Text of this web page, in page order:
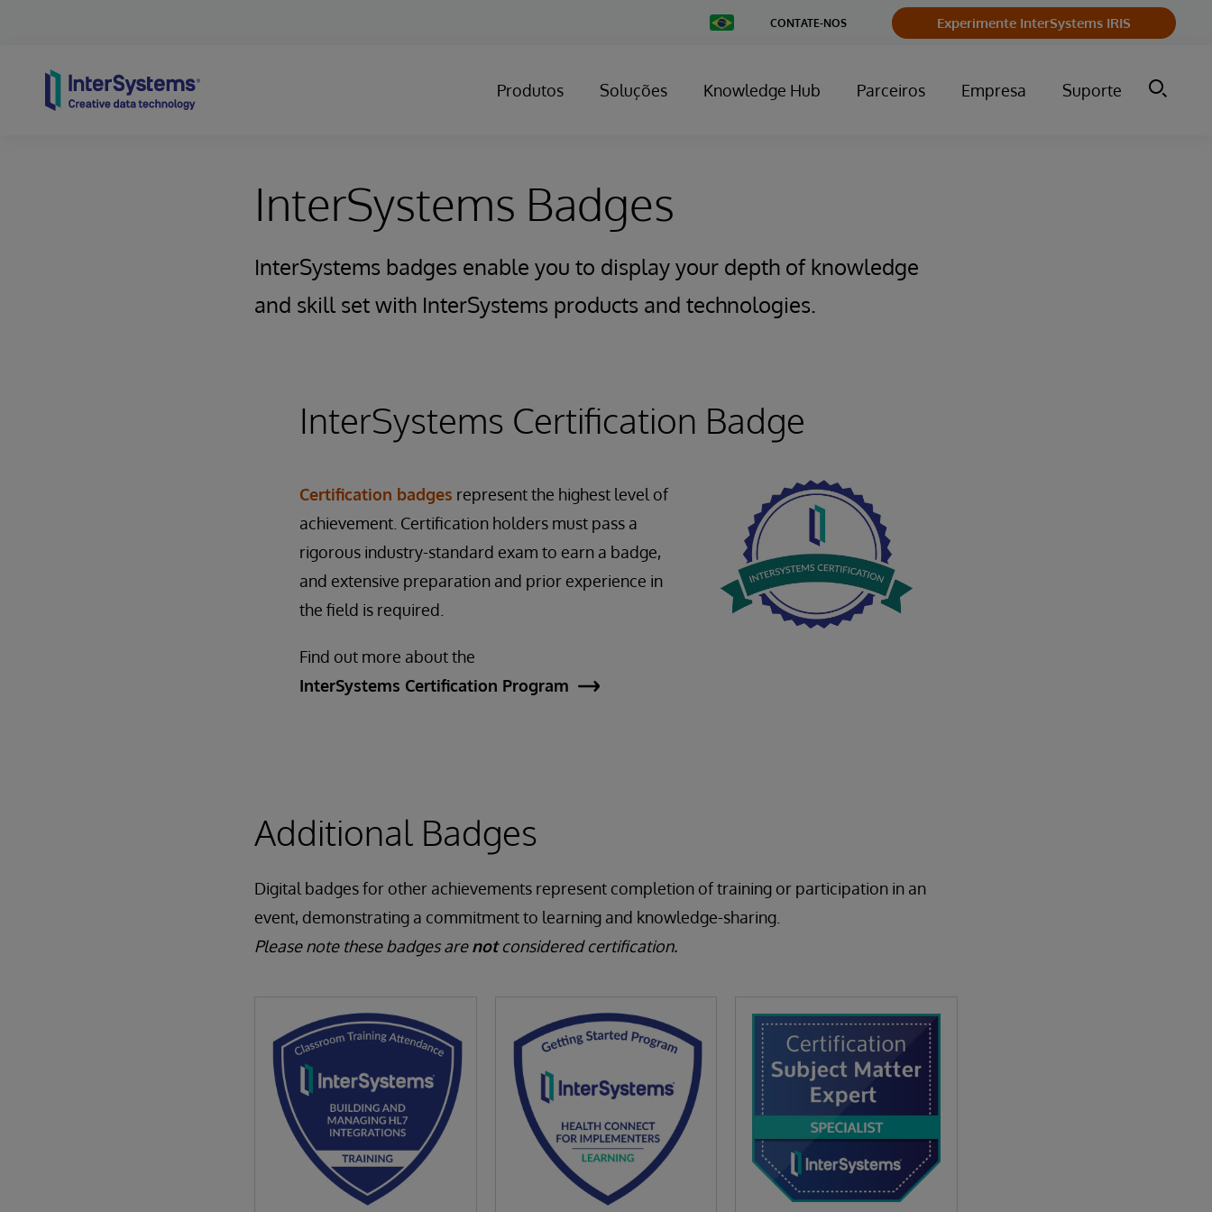
Change
Country
CONTATE-NOS Experimente InterSystems IRIS
Produtos Soluções Knowledge Hub Parceiros Empresa Suporte
InterSystems Badges
InterSystems badges enable you to display your depth of knowledge
and skill set with InterSystems products and technologies.
InterSystems Certification Badge
Certification badges represent the highest level of
achievement. Certification holders must pass a
rigorous industry-standard exam to earn a badge,
and extensive preparation and prior experience in
the field is required.
Find out more about the
InterSystems Certification Program
Additional Badges
Digital badges for other achievements represent completion of training or participation in an
event, demonstrating a commitment to learning and knowledge-sharing.
Please note these badges arenotconsidered certification.